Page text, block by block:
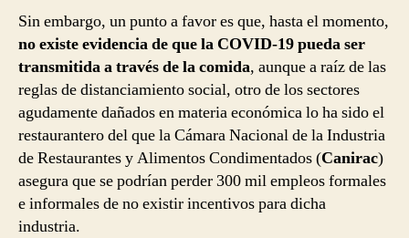
Sin embargo, un punto a favor es que, hasta el momento,
no existe evidencia de que la COVID-19 pueda ser
transmitida a través de la comida, aunque a raíz de las
reglas de distanciamiento social, otro de los sectores
agudamente dañados en materia económica lo ha sido el
restaurantero del que la Cámara Nacional de la Industria
de Restaurantes y Alimentos Condimentados (Canirac)
asegura que se podrían perder 300 mil empleos formales
e informales de no existir incentivos para dicha
industria.